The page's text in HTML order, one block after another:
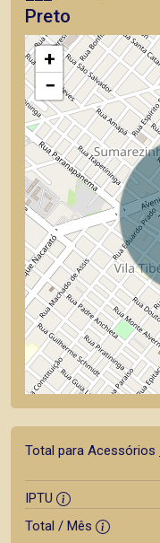
Preto
+
−
Total para Acessórios
IPTU
Total / Mês